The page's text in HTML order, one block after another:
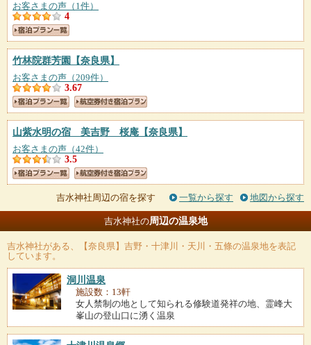
お客さまの声（1件）
4
竹林院群芳園 【奈良県】
お客さまの声（209件）
3.67
山紫水明の宿 美吉野 桜庵 【奈良県】
お客さまの声（42件）
3.5
吉水神社周辺の宿を探す 一覧から探す 地図から探す
吉水神社の周辺の温泉地
吉水神社がある、【奈良県】吉野・十津川・天川・五條の温泉地を表記
しています。
洞川温泉
施設数：13軒
女人禁制の地として知られる修験道発祥の地、霊峰大
峯山の登山口に湧く温泉